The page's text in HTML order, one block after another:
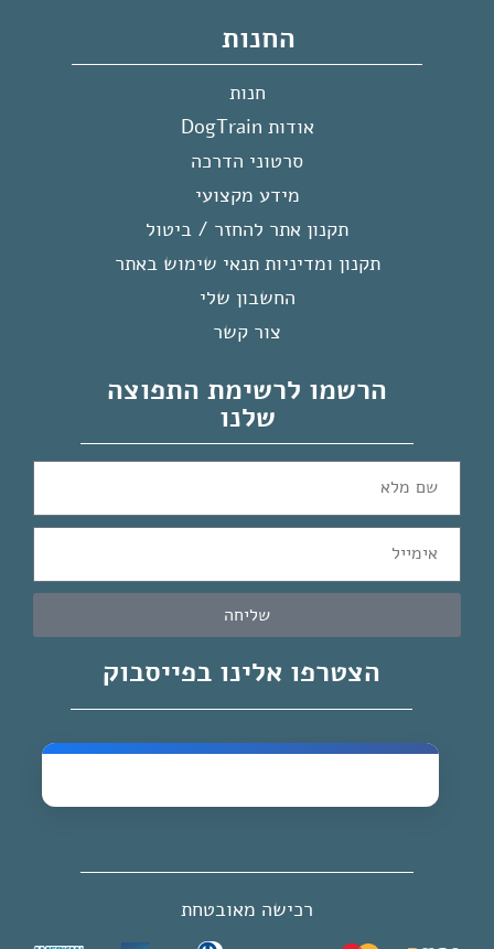
החנות
חנות
אודות DogTrain
סרטוני הדרכה
מידע מקצועי
תקנון אתר להחזר / ביטול
תקנון ומדיניות תנאי שימוש באתר
החשבון שלי
צור קשר
הרשמו לרשימת התפוצה
שלנו
שליחה
הצטרפו אלינו בפייסבוק
רכישה מאובטחת